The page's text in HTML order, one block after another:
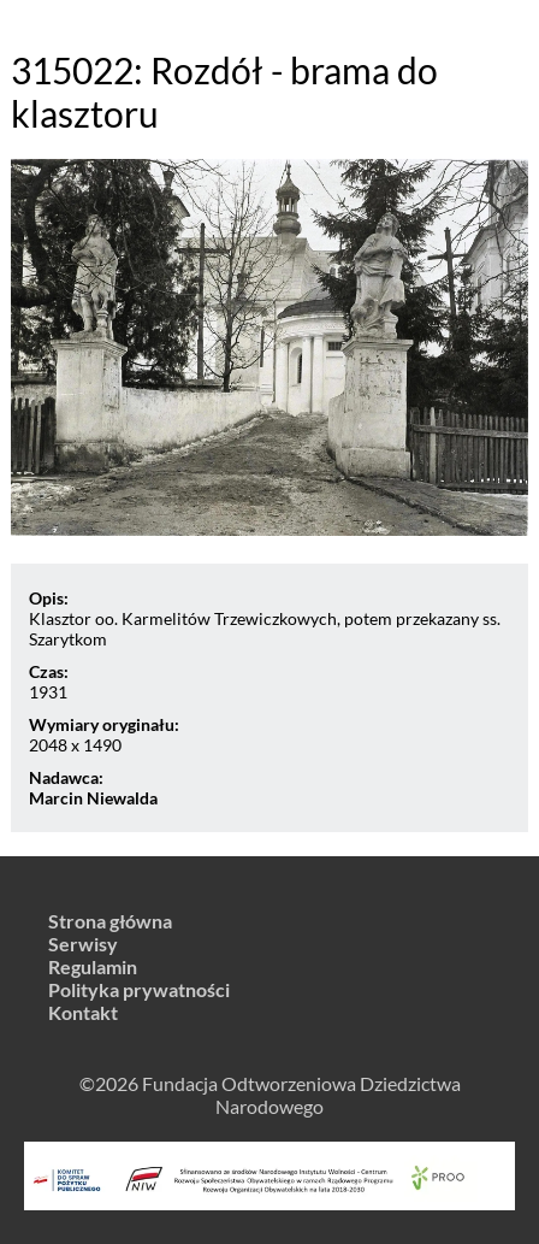
315022: Rozdół - brama do
klasztoru
Opis:
Klasztor oo. Karmelitów Trzewiczkowych, potem przekazany ss.
Szarytkom
Czas:
1931
Wymiary oryginału:
2048 x 1490
Nadawca:
Marcin Niewalda
Strona główna
Serwisy
Regulamin
Polityka prywatności
Kontakt
©2026 Fundacja Odtworzeniowa Dziedzictwa
Narodowego